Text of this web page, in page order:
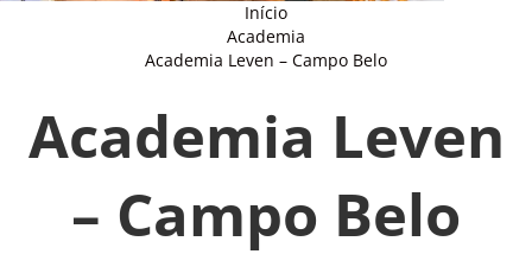
Início
Academia
Academia Leven – Campo Belo
Academia Leven
– Campo Belo